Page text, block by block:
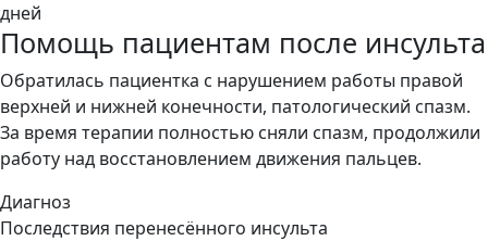
дней
Помощь пациентам после инсульта
Обратилась пациентка с нарушением работы правой
верхней и нижней конечности, патологический спазм.
За время терапии полностью сняли спазм, продолжили
работу над восстановлением движения пальцев.
Диагноз
Последствия перенесённого инсульта